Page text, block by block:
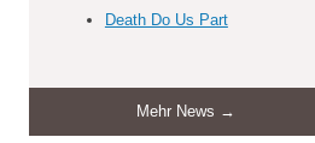
Death Do Us Part
Mehr News →